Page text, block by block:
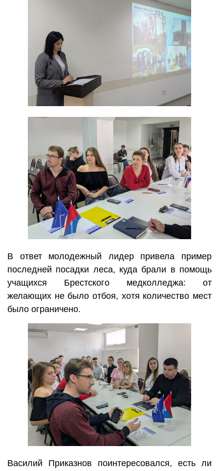
В ответ молодежный лидер привела пример
последней посадки леса, куда брали в помощь
учащихся Брестского медколледжа: от
желающих не было отбоя, хотя количество мест
было ограничено.
Василий Приказнов поинтересовался, есть ли